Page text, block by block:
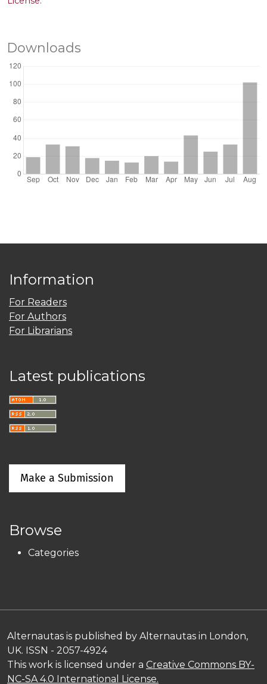
Downloads
Information
For Readers
For Authors
For Librarians
Latest publications
Make a Submission
Browse
Categories
Alternautas is published by Alternautas in London,
UK. ISSN - 2057-4924
This work is licensed under a Creative Commons BY-
NC-SA 4.0 International License.